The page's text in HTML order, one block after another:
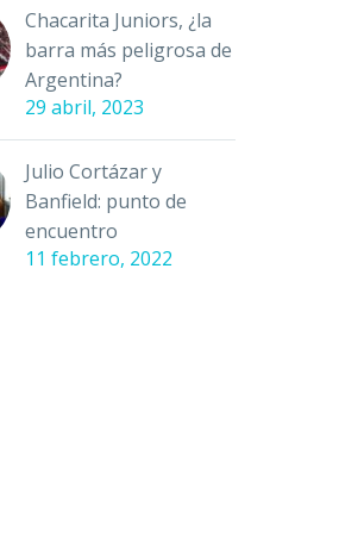
Chacarita Juniors, ¿la
barra más peligrosa de
Argentina?
29 abril, 2023
Julio Cortázar y
Banfield: punto de
encuentro
11 febrero, 2022